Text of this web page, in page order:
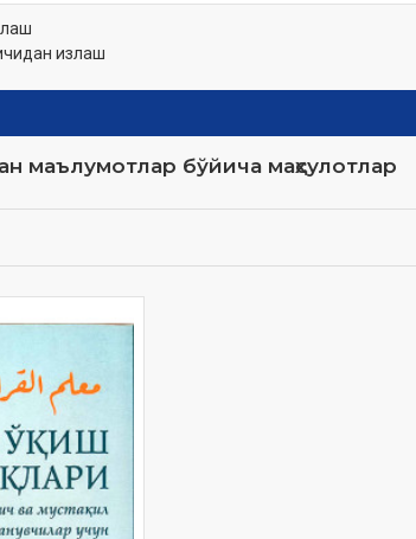
излаш
маълумотлар бўйича маҳсулотлар